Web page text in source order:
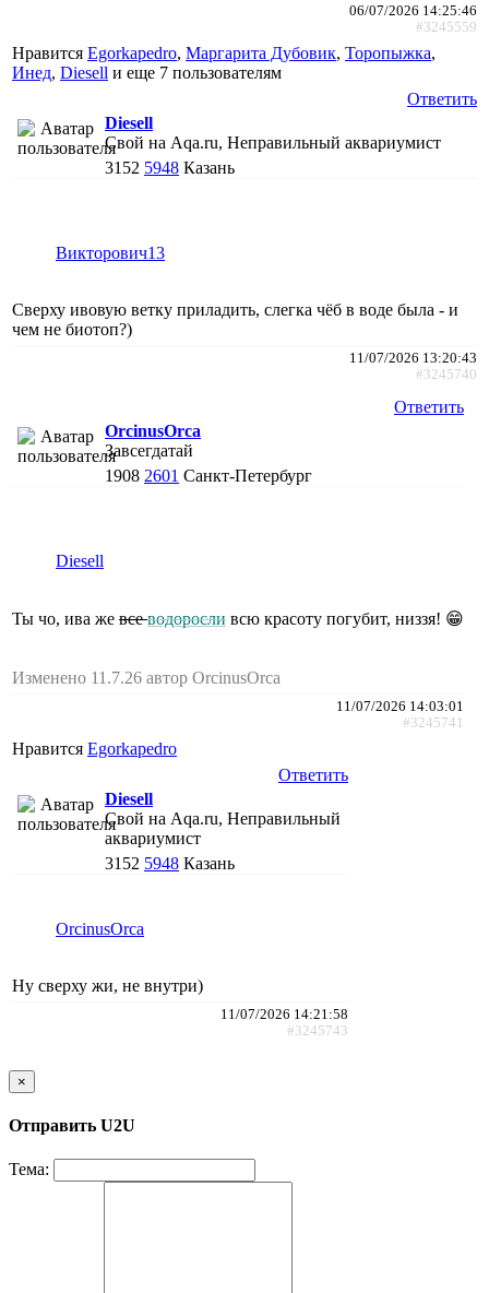
06/07/2026 14:25:46
#3245559
Нравится Egorkapedro, Маргарита Дубовик, Торопыжка,
Инед, Diesell и еще 7 пользователям
Ответить
Diesell
Свой на Aqa.ru, Неправильный аквариумист
3152 5948 Казань
Викторович13
Сверху ивовую ветку приладить, слегка чёб в воде была - и
чем не биотоп?)
11/07/2026 13:20:43
#3245740
Ответить
ОrcinusОrca
Завсегдатай
1908 2601 Санкт-Петербург
Diesell
Ты чо, ива же всеводоросли всю красоту погубит, низзя! 😁
Изменено 11.7.26 автор ОrcinusОrca
11/07/2026 14:03:01
#3245741
Нравится Egorkapedro
Ответить
Diesell
Свой на Aqa.ru, Неправильный
аквариумист
3152 5948 Казань
ОrcinusОrca
Ну сверху жи, не внутри)
11/07/2026 14:21:58
#3245743
×
Отправить U2U
Тема: